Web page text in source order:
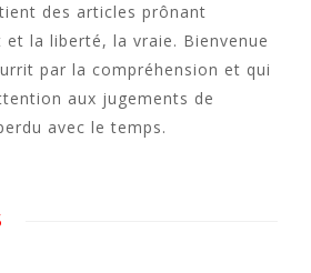
des articles prônant
la liberté, la vraie. Bienvenue
par la compréhension et qui
aux jugements de
avec le temps.